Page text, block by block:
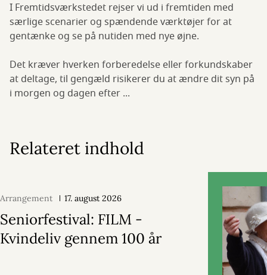
I Fremtidsværkstedet rejser vi ud i fremtiden med
særlige scenarier og spændende værktøjer for at
gentænke og se på nutiden med nye øjne.
Det kræver hverken forberedelse eller forkundskaber
at deltage, til gengæld risikerer du at ændre dit syn på
i morgen og dagen efter ...
Relateret indhold
Arrangement 17. august 2026
Seniorfestival: FILM -
Kvindeliv gennem 100 år